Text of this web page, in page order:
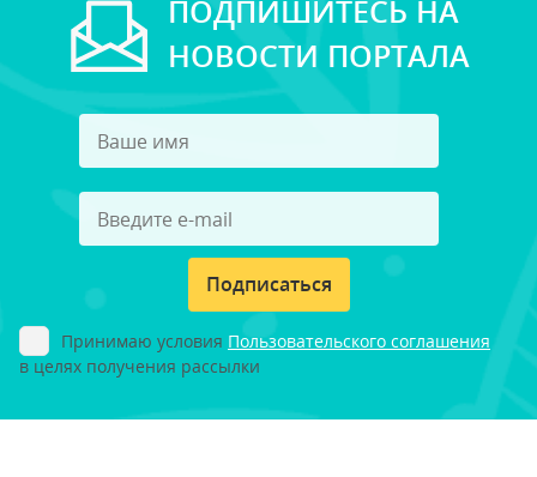
ПОДПИШИТЕСЬ НА
НОВОСТИ ПОРТАЛА
Подписаться
Принимаю условия Пользовательского соглашения
в целях получения рассылки